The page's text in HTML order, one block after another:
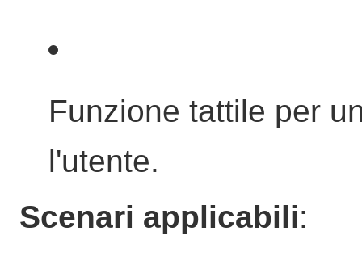
Funzione tattile per
l'utente.
Scenari applicabili: